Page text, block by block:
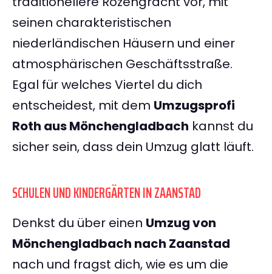
seinen charakteristischen
niederländischen Häusern und einer
atmosphärischen Geschäftsstraße.
Egal für welches Viertel du dich
entscheidest, mit dem Umzugsprofi
Roth aus Mönchengladbach kannst du
sicher sein, dass dein Umzug glatt läuft.
SCHULEN UND KINDERGÄRTEN IN ZAANSTAD
Denkst du über einen Umzug von
Mönchengladbach nach Zaanstad
nach und fragst dich, wie es um die